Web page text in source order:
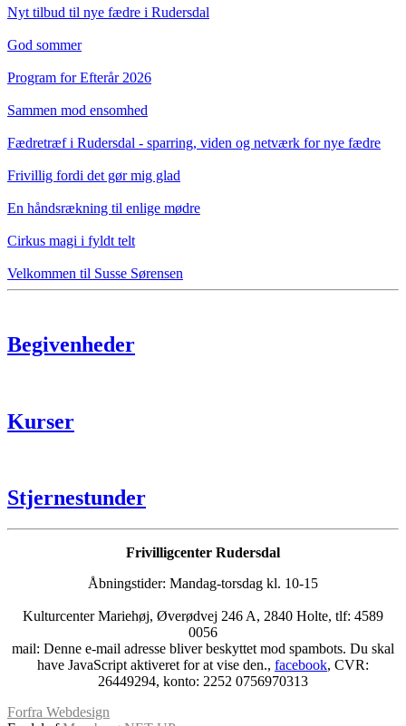
Nyt tilbud til nye fædre i Rudersdal
God sommer
Program for Efterår 2026
Sammen mod ensomhed
Fædretræf i Rudersdal - sparring, viden og netværk for nye fædre
Frivillig fordi det gør mig glad
En håndsrækning til enlige mødre
Cirkus magi i fyldt telt
Velkommen til Susse Sørensen
Begivenheder
Kurser
Stjernestunder
Frivilligcenter Rudersdal
Åbningstider: Mandag-torsdag kl. 10-15
Kulturcenter Mariehøj, Øverødvej 246 A, 2840 Holte, tlf: 4589
0056
mail: Denne e-mail adresse bliver beskyttet mod spambots. Du skal
have JavaScript aktiveret for at vise den., facebook, CVR:
26449294, konto: 2252 0756970313
Forfra Webdesign